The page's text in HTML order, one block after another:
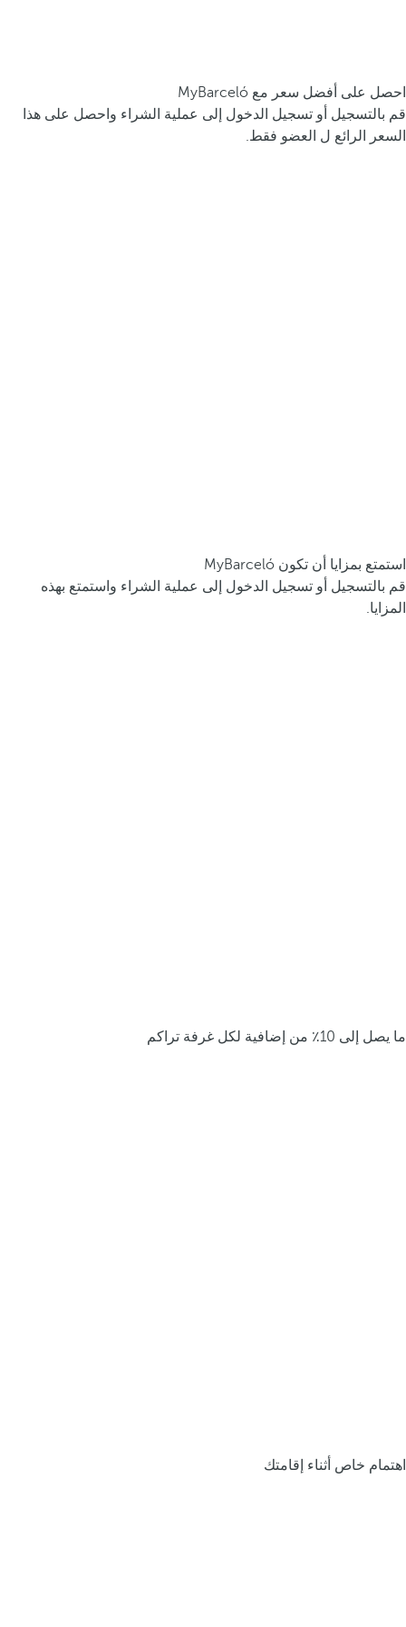
احصل على أفضل سعر مع MyBarceló
قم بالتسجيل أو تسجيل الدخول إلى عملية الشراء واحصل على هذا
السعر الرائع ل العضو فقط.
استمتع بمزايا أن تكون MyBarceló
قم بالتسجيل أو تسجيل الدخول إلى عملية الشراء واستمتع بهذه
المزايا.
ما يصل إلى 10٪ من إضافية لكل غرفة تراكم
اهتمام خاص أثناء إقامتك